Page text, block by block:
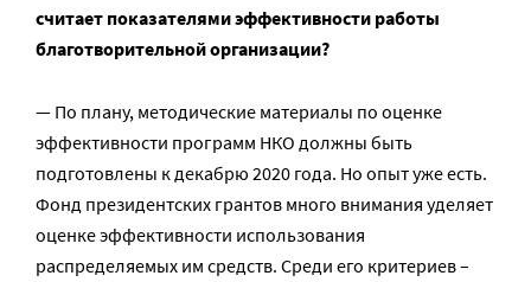
считает показателями эффективности работы
благотворительной организации?
— По плану, методические материалы по оценке
эффективности программ НКО должны быть
подготовлены к декабрю 2020 года. Но опыт уже есть.
Фонд президентских грантов много внимания уделяет
оценке эффективности использования
распределяемых им средств. Среди его критериев –